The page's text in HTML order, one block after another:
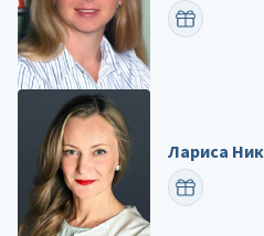
ПОЗДРАВИТЬ
Лариса
ПОЗДРАВИТЬ